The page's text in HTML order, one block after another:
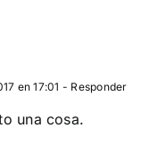
en 17:01 - Responder
una cosa.